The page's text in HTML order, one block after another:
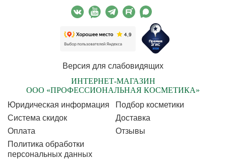
Версия для слабовидящих
ИНТЕРНЕТ-МАГАЗИН
ООО «ПРОФЕССИОНАЛЬНАЯ КОСМЕТИКА»
Юридическая информация
Подбор косметики
Cистема скидок
Доставка
Оплата
Отзывы
Политика обработки
персональных данных